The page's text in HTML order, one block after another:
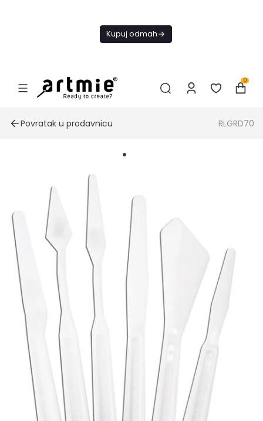
Kupuj odmah
0
Povratak u prodavnicu RLGRD70